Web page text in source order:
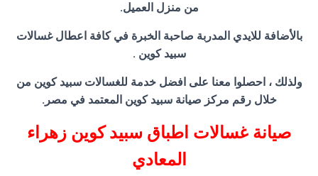
من منزل العميل.
بالأضافة للايدي المدربة صاحبة الخبرة في كافة اعطال غسالات
سبيد كوين .
ولذلك ، احصلوا معنا على افضل خدمة للغسالات سبيد كوين من
خلال رقم مركز صيانة سبيد كوين المعتمد في مصر.
صيانة غسالات اطباق سبيد كوين زهراء
المعادي